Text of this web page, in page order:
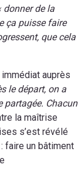
donner de la
ça puisse faire
que cela
auprès
le départ, on a
partagée. Chacun
la maîtrise
s’est révélé
faire un bâtiment